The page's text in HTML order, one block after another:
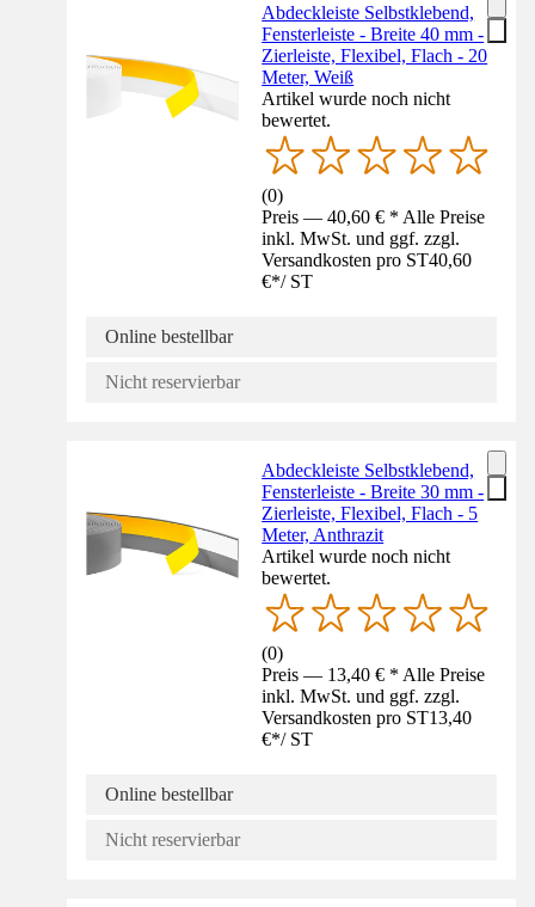
Abdeckleiste Selbstklebend,
Fensterleiste - Breite 40 mm -
Zierleiste, Flexibel, Flach - 20
Meter, Weiß
Artikel wurde noch nicht
bewertet.
(0)
Preis — 40,60 € * Alle Preise
inkl. MwSt. und ggf. zzgl.
Versandkosten pro ST40,60
€*/ ST
Online bestellbar
Nicht reservierbar
Abdeckleiste Selbstklebend,
Fensterleiste - Breite 30 mm -
Zierleiste, Flexibel, Flach - 5
Meter, Anthrazit
Artikel wurde noch nicht
bewertet.
(0)
Preis — 13,40 € * Alle Preise
inkl. MwSt. und ggf. zzgl.
Versandkosten pro ST13,40
€*/ ST
Online bestellbar
Nicht reservierbar